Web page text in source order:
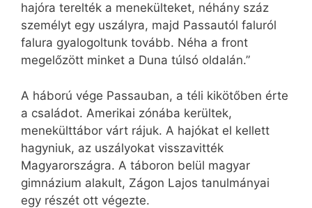
hajóra terelték a menekülteket, néhány száz
személyt egy uszályra, majd Passautól faluról
falura gyalogoltunk tovább. Néha a front
megelőzött minket a Duna túlsó oldalán.”
A háború vége Passauban, a téli kikötőben érte
a családot. Amerikai zónába kerültek,
menekülttábor várt rájuk. A hajókat el kellett
hagyniuk, az uszályokat visszavitték
Magyarországra. A táboron belül magyar
gimnázium alakult, Zágon Lajos tanulmányai
egy részét ott végezte.